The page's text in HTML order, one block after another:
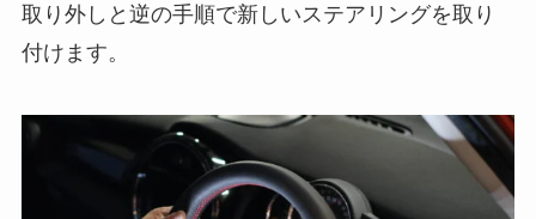
取り外しと逆の手順で新しいステアリングを取り
付けます。